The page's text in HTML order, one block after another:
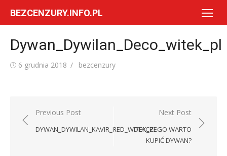
BEZCENZURY.INFO.PL
Dywan_Dywilan_Deco_witek_pl
Posted
6 grudnia 2018 Author
bezcenzury
Nawigacja
wpisu
Previous Post
DYWAN_DYWILAN_KAVIR_RED_WITEK_PL
Next Post
DLACZEGO WARTO
KUPIĆ DYWAN?